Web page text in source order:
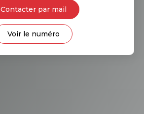
Contacter par mail
Voir le numéro